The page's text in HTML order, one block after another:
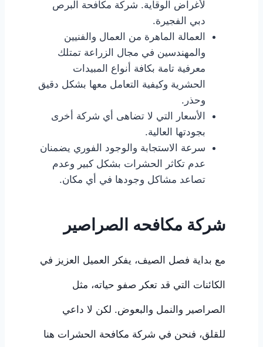
لأغراض الوقاية. شركة مكافحة البرص
دبي الفجيرة.
العمالة الماهرة من العمال والفنيين
والمهندسين في مجال الزراعة تمتلك
معرفية تامة بكافة أنواع المبيدات
الحشرية وكيفية التعامل معها بشكل دقيق
وحذر.
الأسعار التي لا تضاهى أي شركة أخرى
بجودتها العالية.
سرعة الاستجابة والوجود الفوري يضمنان
عدم تكاثر الحشرات بشكل كبير وعدم
تصاعد مشاكل وجودها في أي مكان.
شركة مكافحه الصراصير
مع بداية فصل الصيف، يفكر العميل العزيز في
الكائنات التي قد تعكر صفو حياته، مثل
الصراصير والنمل والبعوض. لكن لا داعي
للقلق، فنحن في شركة مكافحة الحشرات هنا